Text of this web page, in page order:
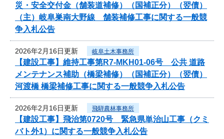
災・安全交付金（舗装道補修）（国補正分）（翌債）
（主）岐阜巣南大野線 舗装補修工事に関する一般競
争入札公告
2026年2月16日更新 岐阜土木事務所
【建設工事】維持工事第R7-MKH01-06号 公共 道路
メンテナンス補助（橋梁補修）（国補正分）（翌債）
河渡橋 橋梁補修工事に関する一般競争入札公告
2026年2月16日更新 飛騨農林事務所
【建設工事】飛治第0720号 緊急県単治山工事（クミ
バト外1）に関する一般競争入札公告